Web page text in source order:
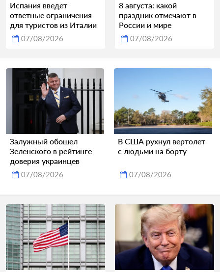
Испания введет
ответные ограничения
для туристов из Италии
07/08/2026
8 августа: какой
праздник отмечают в
России и мире
07/08/2026
Залужный обошел
Зеленского в рейтинге
доверия украинцев
07/08/2026
В США рухнул вертолет
с людьми на борту
07/08/2026